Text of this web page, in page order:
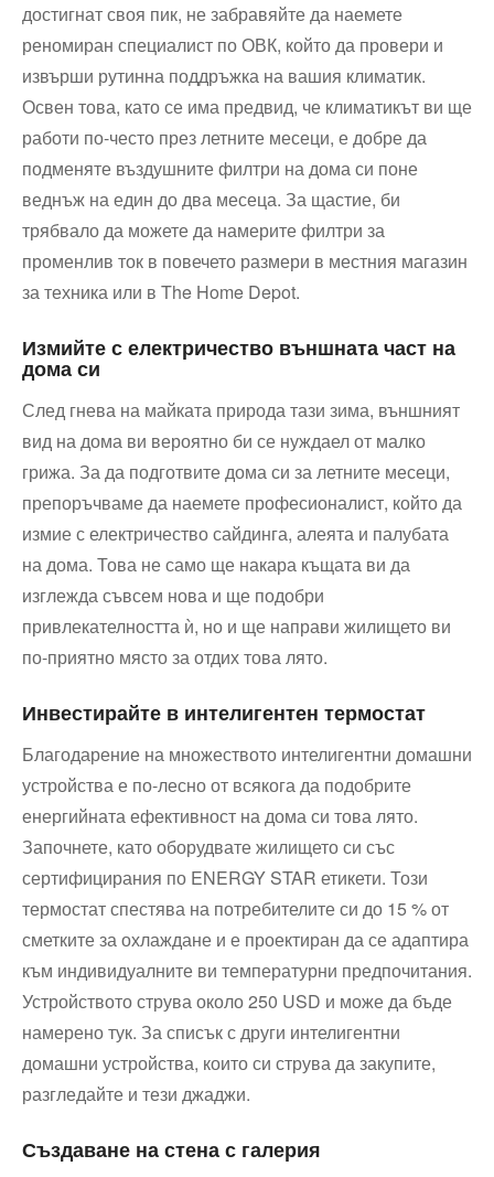
достигнат своя пик, не забравяйте да наемете
реномиран специалист по ОВК, който да провери и
извърши рутинна поддръжка на вашия климатик.
Освен това, като се има предвид, че климатикът ви ще
работи по-често през летните месеци, е добре да
подменяте въздушните филтри на дома си поне
веднъж на един до два месеца. За щастие, би
трябвало да можете да намерите филтри за
променлив ток в повечето размери в местния магазин
за техника или в The Home Depot.
Измийте с електричество външната част на
дома си
След гнева на майката природа тази зима, външният
вид на дома ви вероятно би се нуждаел от малко
грижа. За да подготвите дома си за летните месеци,
препоръчваме да наемете професионалист, който да
измие с електричество сайдинга, алеята и палубата
на дома. Това не само ще накара къщата ви да
изглежда съвсем нова и ще подобри
привлекателността ѝ, но и ще направи жилището ви
по-приятно място за отдих това лято.
Инвестирайте в интелигентен термостат
Благодарение на множеството интелигентни домашни
устройства е по-лесно от всякога да подобрите
енергийната ефективност на дома си това лято.
Започнете, като оборудвате жилището си със
сертифицирания по ENERGY STAR етикети. Този
термостат спестява на потребителите си до 15 % от
сметките за охлаждане и е проектиран да се адаптира
към индивидуалните ви температурни предпочитания.
Устройството струва около 250 USD и може да бъде
намерено тук. За списък с други интелигентни
домашни устройства, които си струва да закупите,
разгледайте и тези джаджи.
Създаване на стена с галерия